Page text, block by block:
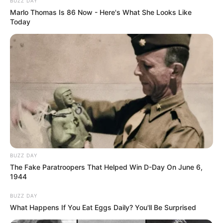
για αρκετές ώρες.
Ένας οδηγός έχει κλείσει το σημείο και όσοι
περπατούσαν
, τραβούσαν τα μαλλιά τους
αφού αναγκάζονταν να βγουν στον δρόμο, και
να ανέβουν ξανά στο πεζοδρόμιο και να
πορευτούν με ασφάλεια.
Στο πεζοδρόμιο κεντρικού δρόμου της Χαλκίδας δεν ήταν
παρκαρισμένο μόνο ένα αυτοκίνητο αλλά και μια μηχανή
Το πρόβλημα, όπως υποστηρίζουν κάτοικοι
τελευταία χρόνια.
Marlo Thomas Is 86 Now - Here's What She Looks Like
Today
BUZZ DAY
The Fake Paratroopers That Helped Win D-Day On June 6,
1944
BUZZ DAY
What Happens If You Eat Eggs Daily? You'll Be Surprised